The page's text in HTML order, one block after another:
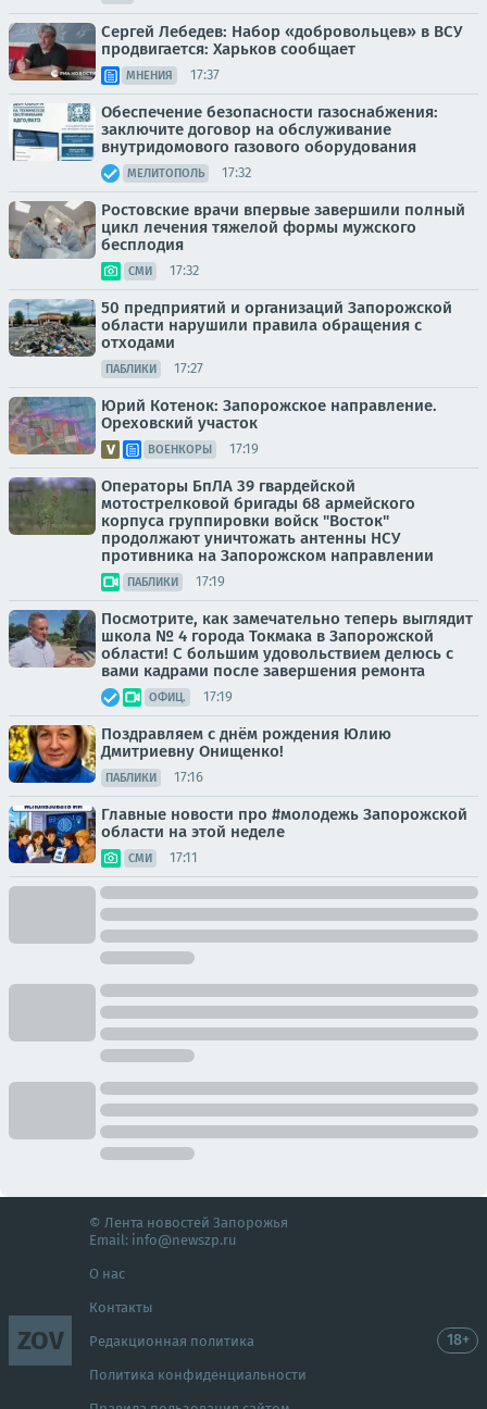
Сергей Лебедев: Набор «добровольцев» в ВСУ
продвигается: Харьков сообщает
МНЕНИЯ 17:37
Обеспечение безопасности газоснабжения:
заключите договор на обслуживание
внутридомового газового оборудования
МЕЛИТОПОЛЬ 17:32
Ростовские врачи впервые завершили полный
цикл лечения тяжелой формы мужского
бесплодия
СМИ 17:32
50 предприятий и организаций Запорожской
области нарушили правила обращения с
отходами
ПАБЛИКИ 17:27
Юрий Котенок: Запорожское направление.
Ореховский участок
ВОЕНКОРЫ 17:19
Операторы БпЛА 39 гвардейской
мотострелковой бригады 68 армейского
корпуса группировки войск "Восток"
продолжают уничтожать антенны НСУ
противника на Запорожском направлении
ПАБЛИКИ 17:19
Посмотрите, как замечательно теперь выглядит
школа № 4 города Токмака в Запорожской
области! С большим удовольствием делюсь с
вами кадрами после завершения ремонта
ОФИЦ. 17:19
Поздравляем с днём рождения Юлию
Дмитриевну Онищенко!
ПАБЛИКИ 17:16
Главные новости про #молодежь Запорожской
области на этой неделе
СМИ 17:11
ZOV
© Лента новостей Запорожья
Email: info@newszp.ru
О нас
Контакты
Редакционная политика
Политика конфиденциальности
18+